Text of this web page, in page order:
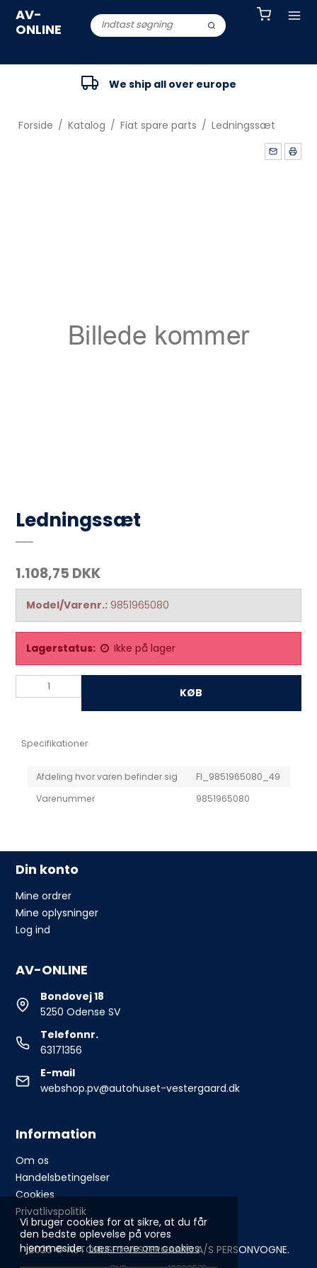
Vi bruger cookies for at sikre, at du får
den bedste oplevelse på vores
hjemmeside.Læs mere om cookies
AV-
ONLINE
We ship all over europe
Forside / Katalog / Fiat spare parts / Ledningssæt
Ledningssæt
1.108,75 DKK
Model/Varenr.: 9851965080
Lagerstatus: Ikke på lager
KØB
Specifikationer
Afdeling hvor varen befinder sig
FI_9851965080_49
Varenummer
9851965080
Din konto
Mine ordrer
Mine oplysninger
Log ind
AV-ONLINE
Bondovej 18
5250 Odense SV
Telefonnr.
63171356
E-mail
webshop.pv@autohuset-vestergaard.dk
Information
Om os
Handelsbetingelser
Cookies
Privatlivspolitik
2026 © AUTOHUSET VESTERGAARD A/S PERSONVOGNE.